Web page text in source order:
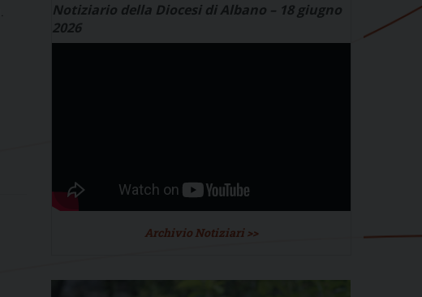
Notiziario della Diocesi di Albano – 18 giugno
2026
Archivio Notiziari >>